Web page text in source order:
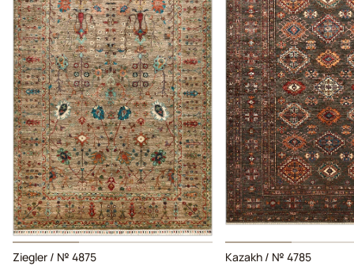
Ziegler / № 4875
Kazakh / № 4785